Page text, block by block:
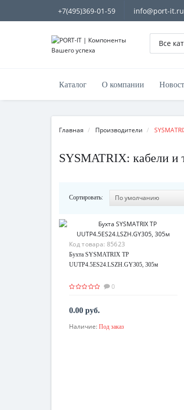
+7(495)369-01-59 info@port-it.ru
Все
Каталог О компании
Главная Производители
SYSMATRIX: кабели
Сортировать:
Код товара: 85623
Бухта SYSMATRIX TP
UUTP4.5ES24.LSZH.GY305, 305м
0
0.00 руб.
По запросу
Наличие: Под заказ